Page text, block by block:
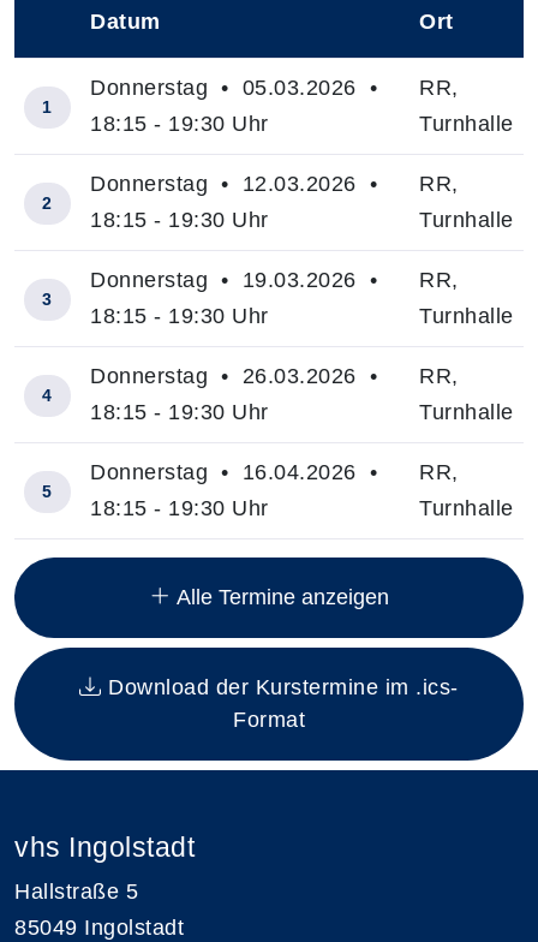
Insgesamt gibt es 9 Termine zum diesen Kurs
Datum Ort
1
Donnerstag • 05.03.2026 •
18:15 - 19:30 Uhr
RR,
Turnhalle
2
Donnerstag • 12.03.2026 •
18:15 - 19:30 Uhr
RR,
Turnhalle
3
Donnerstag • 19.03.2026 •
18:15 - 19:30 Uhr
RR,
Turnhalle
4
Donnerstag • 26.03.2026 •
18:15 - 19:30 Uhr
RR,
Turnhalle
5
Donnerstag • 16.04.2026 •
18:15 - 19:30 Uhr
RR,
Turnhalle
Alle Termine anzeigen
Download der Kurstermine im .ics-
Format
vhs Ingolstadt
Hallstraße 5
85049 Ingolstadt